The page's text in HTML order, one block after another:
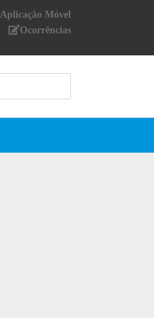
Aplicação Móvel
Ocorrências